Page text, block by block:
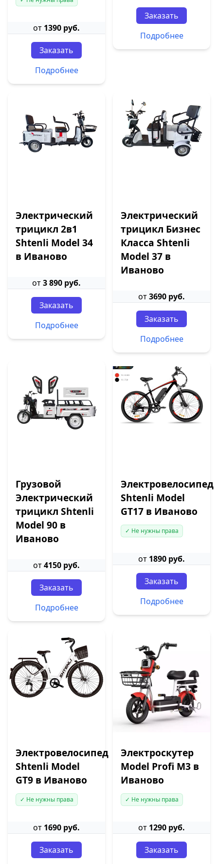
от 1390 руб.
Заказать
Подробнее
Заказать
Подробнее
Электрический
трицикл 2в1
Shtenli Model 34
в Иваново
от3 890 руб.
Заказать
Подробнее
Электрический
трицикл Бизнес
Класса Shtenli
Model 37 в
Иваново
от3690 руб.
Заказать
Подробнее
Грузовой
Электрический
трицикл Shtenli
Model 90 в
Иваново
от4150 руб.
Заказать
Подробнее
Электровелосипед
Shtenli Model
GT17 в Иваново
✓ Не нужны права
от 1890 руб.
Заказать
Подробнее
Электровелосипед
Shtenli Model
GT9 в Иваново
✓ Не нужны права
от 1690 руб.
Заказать
Электроскутер
Model Profi M3 в
Иваново
✓ Не нужны права
от 1290 руб.
Заказать